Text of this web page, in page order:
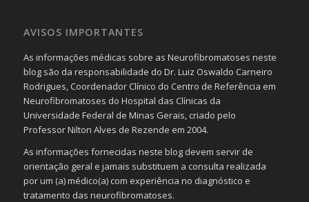
AVISOS IMPORTANTES
As informações médicas sobre as Neurofibromatoses neste
blog são da responsabilidade do Dr. Luiz Oswaldo Carneiro
Rodrigues, Coordenador Clínico do Centro de Referência em
Neurofibromatoses do Hospital das Clínicas da
Universidade Federal de Minas Gerais, criado pelo
Professor Nilton Alves de Rezende em 2004.
As informações fornecidas neste blog devem servir de
orientação geral e jamais substituem a consulta realizada
por um (a) médico(a) com experiência no diagnóstico e
tratamento das neurofibromatoses.